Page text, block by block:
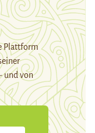
Plattform
und von